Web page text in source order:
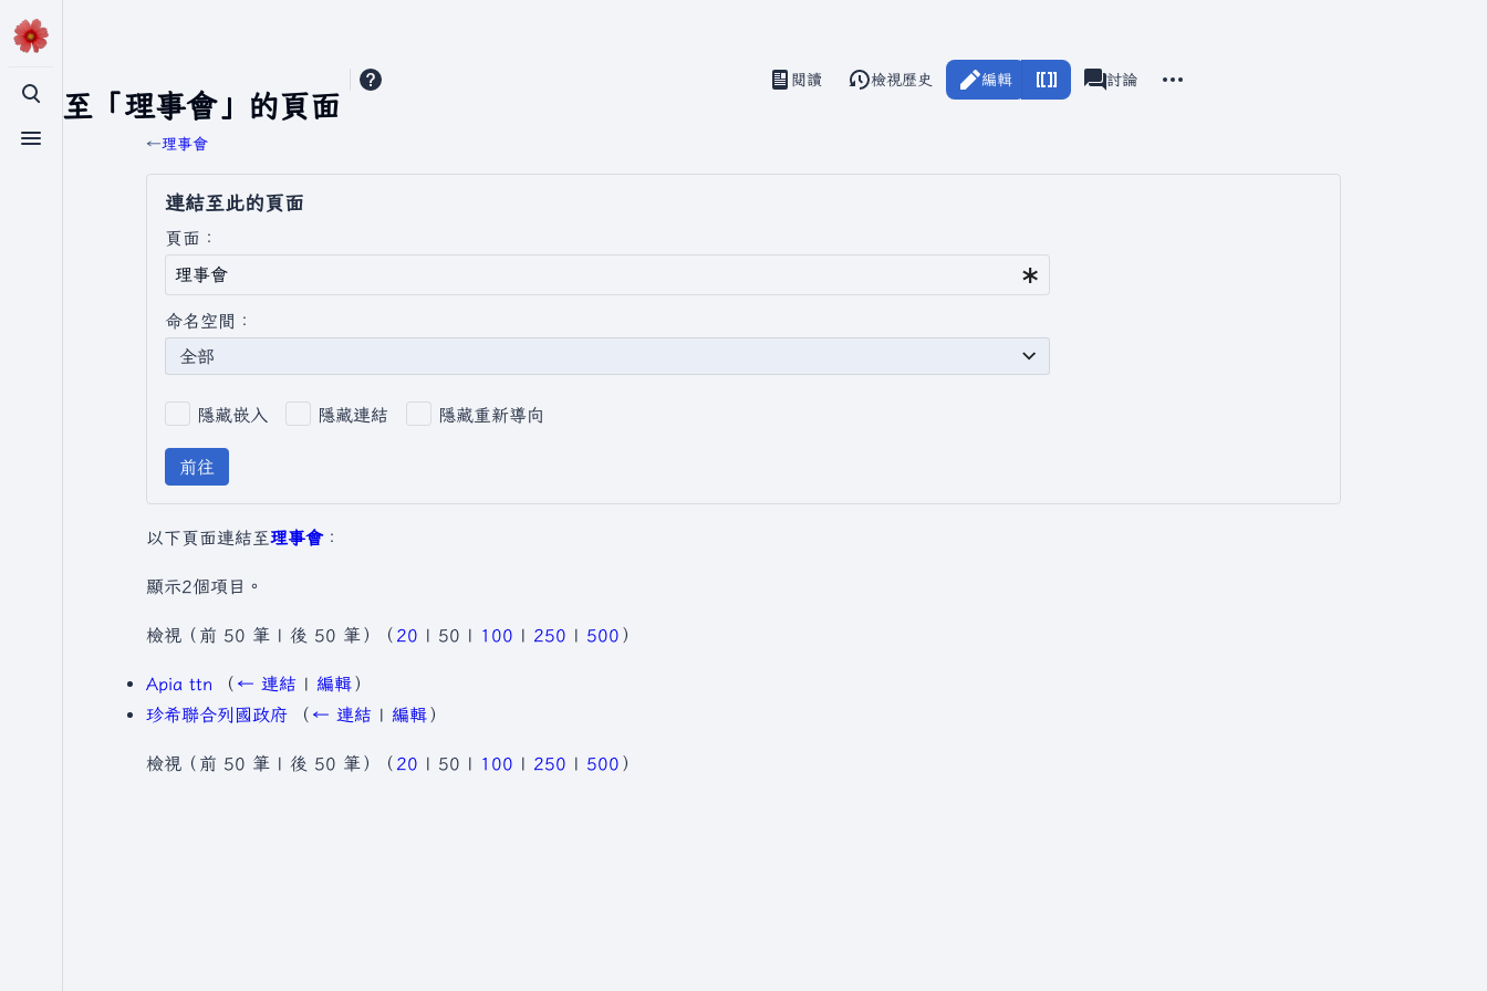
切換搜尋
切換選單
連結至「理事會」的頁面
視圖閱讀 編輯
檢視歷史 associated-pages
頁面
討論
←理事會
連結至此的頁面
頁面：
命名空間：
全部
隱藏嵌入 隱藏連結 隱藏重新導向
前往
以下頁面連結至理事會：
顯示2個項目。
檢視（ 前 50 筆 | 後 50 筆 ）（ 20 | 50 | 100 | 250 | 500 ）
Apia ttn （ ← 連結 | 編輯）
珍希聯合列國政府
（ ← 連結 | 編輯）
檢視（ 前 50 筆 | 後 50 筆 ）（ 20 | 50 | 100 | 250 | 500 ）